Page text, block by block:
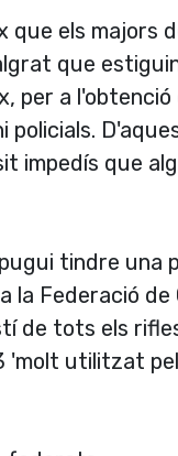
que els majors
que
per a l'obtenció
impedí­s que
tindre una
la Federació de
de tots els
'molt utilitzat